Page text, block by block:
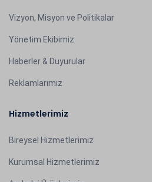
Vizyon, Misyon ve Politikalar
Yönetim Ekibimiz
Haberler & Duyurular
Reklamlarımız
Hizmetlerimiz
Bireysel Hizmetlerimiz
Kurumsal Hizmetlerimiz